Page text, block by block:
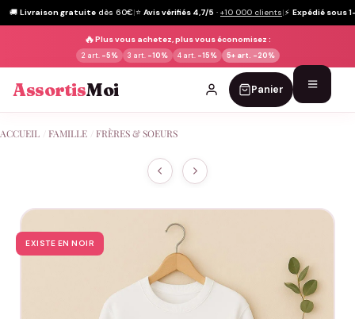
🚚 Livraison gratuite dès 60€|⭐ Avis vérifiés 4,7/5 · +10 000 clients|⚡ Expédié sous
🔥Plus vous achetez, plus vous économisez :
2 art. -5% 3 art. -10% 4 art. -15% 5+ art. -20%
AssortisMoi Panier
au
ACCUEIL FAMILLE FRÈRES & SOEURS
EXISTE EN NOIR